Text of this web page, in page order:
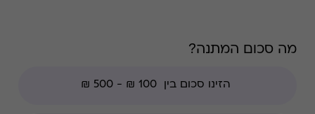
מה סכום המתנה?